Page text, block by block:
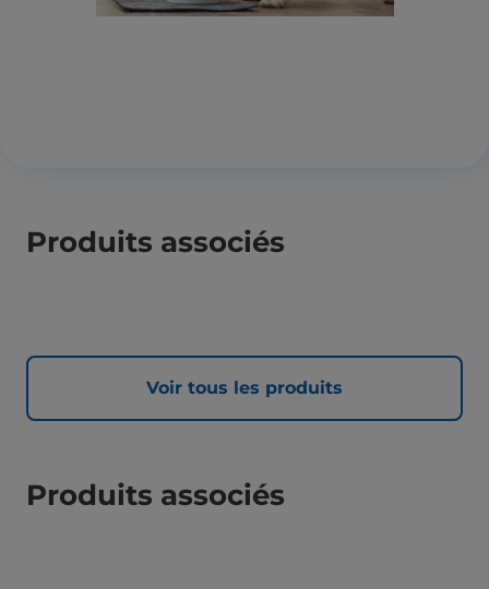
Produits associés
Voir tous les produits
Produits associés